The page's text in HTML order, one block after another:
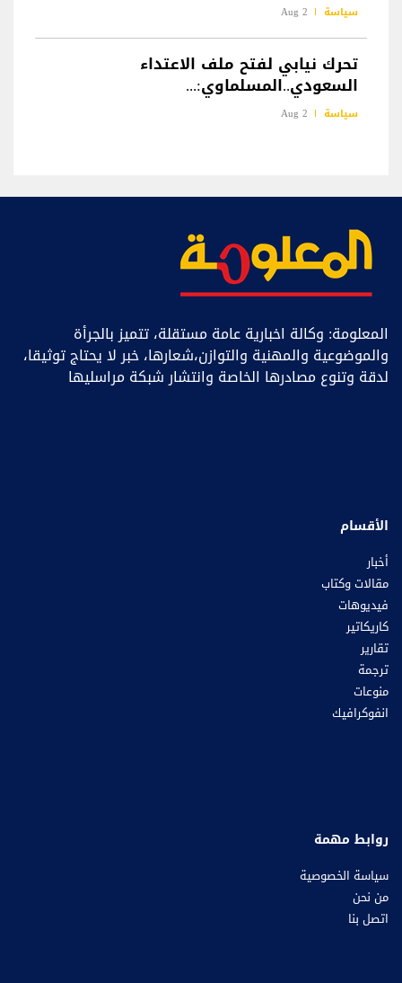
سياسة 2 Aug
تحرك نيابي لفتح ملف الاعتداء
السعودي..المسلماوي:...
سياسة 2 Aug
المعلومة: وكالة اخبارية عامة مستقلة، تتميز بالجرأة
والموضوعية والمهنية والتوازن،شعارها، خبر ﻻ يحتاج توثيقا،
لدقة وتنوع مصادرها الخاصة وانتشار شبكة مراسليها
الأقسام
أخبار
مقالات وكتاب
فيديوهات
كاريكاتير
تقارير
ترجمة
منوعات
انفوكرافيك
روابط مهمة
سياسة الخصوصية
من نحن
اتصل بنا